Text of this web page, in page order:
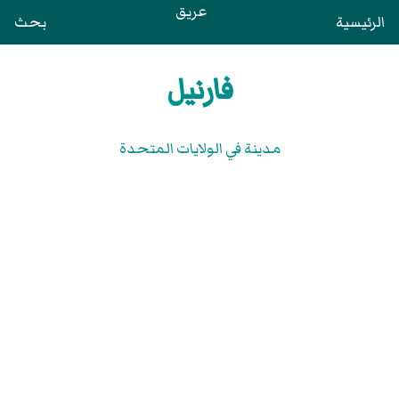
الرئيسية عريق بحث
فارنيل
مدينة في الولايات المتحدة